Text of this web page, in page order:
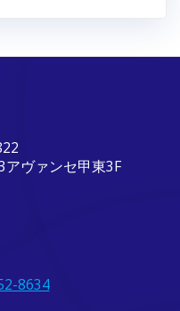
ヴァンセ甲東3F
8634